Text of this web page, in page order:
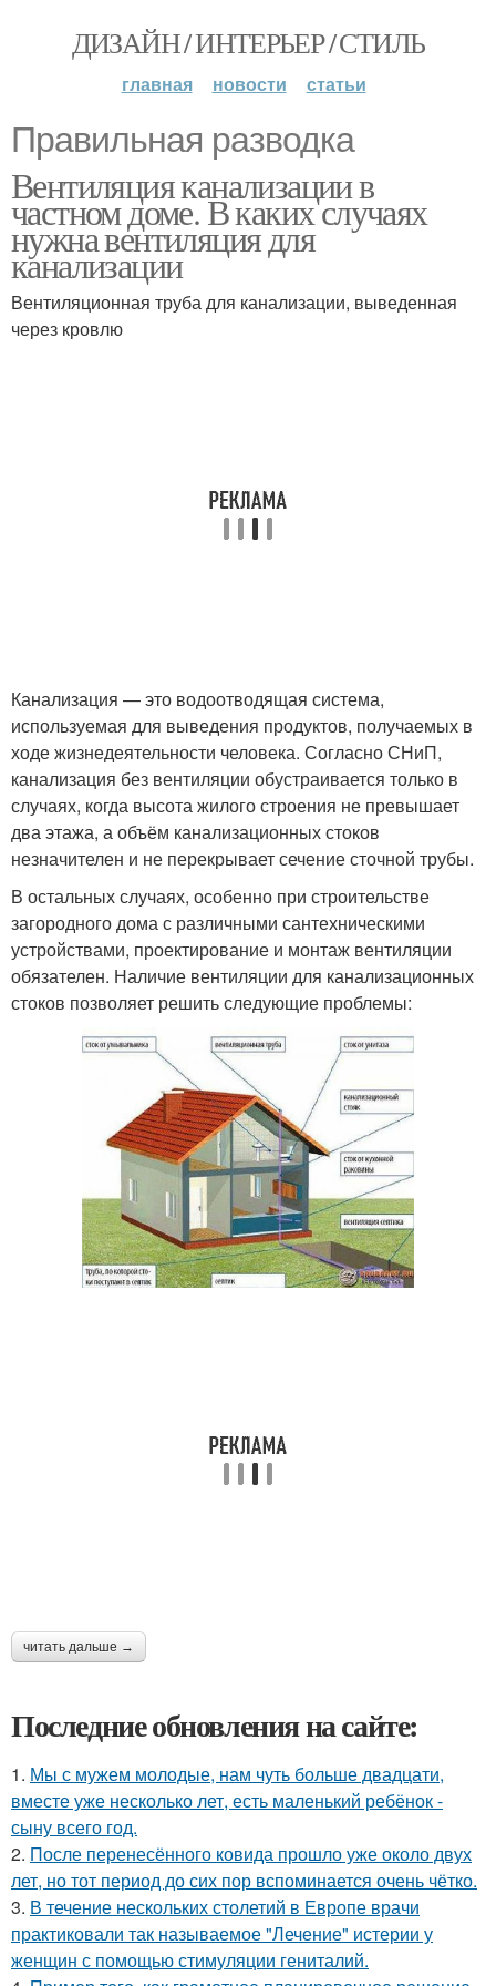
ДИЗАЙН / ИНТЕРЬЕР / СТИЛЬ
главная новости статьи
Правильная разводка
Вентиляция канализации в
частном доме. В каких случаях
нужна вентиляция для
канализации
Вентиляционная труба для канализации, выведенная
через кровлю
Канализация — это водоотводящая система,
используемая для выведения продуктов, получаемых в
ходе жизнедеятельности человека. Согласно СНиП,
канализация без вентиляции обустраивается только в
случаях, когда высота жилого строения не превышает
два этажа, а объём канализационных стоков
незначителен и не перекрывает сечение сточной трубы.
В остальных случаях, особенно при строительстве
загородного дома с различными сантехническими
устройствами, проектирование и монтаж вентиляции
обязателен. Наличие вентиляции для канализационных
стоков позволяет решить следующие проблемы:
читать дальше →
Последние обновления на сайте:
1. Мы с мужем молодые, нам чуть больше двадцати,
вместе уже несколько лет, есть маленький ребёнок -
сыну всего год.
2. После перенесённого ковида прошло уже около двух
лет, но тот период до сих пор вспоминается очень чётко.
3. В течение нескольких столетий в Европе врачи
практиковали так называемое "Лечение" истерии у
женщин с помощью стимуляции гениталий.